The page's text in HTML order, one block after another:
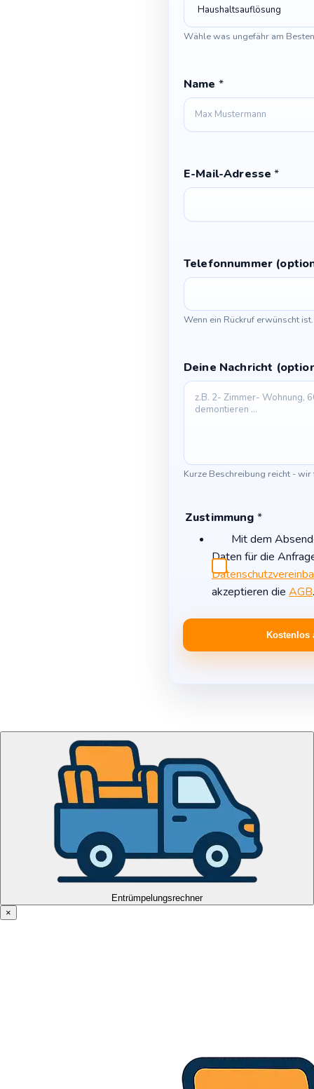
Wähle was ungefähr am
Name *
E-Mail-Adresse*
Telefonnummer
Wenn ein Rückruf erwünscht ist.
Deine Nachricht
Kurze Beschreibung reicht -
n
u
s
m
u
g
Zustimmung *
Mit dem
Daten für die
akzeptieren die AGB.
Kostenlos
Entrümpelungsrechner
×